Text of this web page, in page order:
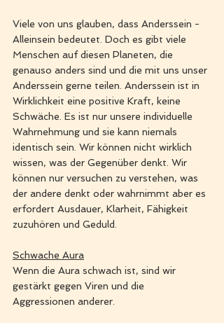
Viele von uns glauben, dass Anderssein -
Alleinsein bedeutet. Doch es gibt viele
Menschen auf diesen Planeten, die
genauso anders sind und die mit uns unser
Anderssein gerne teilen. Anderssein ist in
Wirklichkeit eine positive Kraft, keine
Schwäche. Es ist nur unsere individuelle
Wahrnehmung und sie kann niemals
identisch sein. Wir können nicht wirklich
wissen, was der Gegenüber denkt. Wir
können nur versuchen zu verstehen, was
der andere denkt oder wahrnimmt aber es
erfordert Ausdauer, Klarheit, Fähigkeit
zuzuhören und Geduld.
Schwache Aura
Wenn die Aura schwach ist, sind wir
gestärkt gegen Viren und die
Aggressionen anderer.